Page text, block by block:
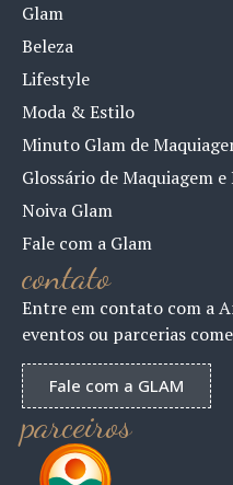
Glam
Beleza
Lifestyle
Moda & Estilo
Minuto Glam de
Glossário de Maquiagem e
Noiva Glam
Fale com a Glam
contato
Entre em contato com a
eventos ou parcerias
Fale com a GLAM
parceiros